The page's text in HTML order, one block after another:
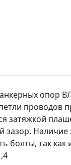
опор
проводов
затяжкой
болты, так